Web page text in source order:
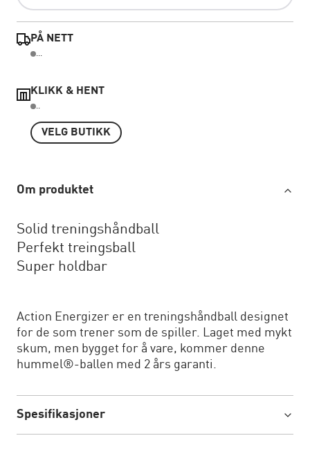
PÅ NETT
...
KLIKK & HENT
..
VELG BUTIKK
Om produktet
Solid treningshåndball
Perfekt treingsball
Super holdbar
Action Energizer er en treningshåndball designet
for de som trener som de spiller. Laget med mykt
skum, men bygget for å vare, kommer denne
hummel®-ballen med 2 års garanti.
Spesifikasjoner